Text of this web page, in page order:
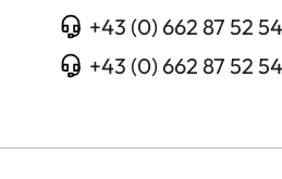
+43 (0) 662 87 52 54
+43 (0) 662 87 52 54